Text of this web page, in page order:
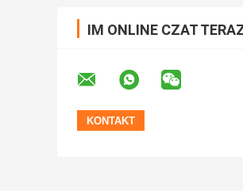
IM ONLINE CZAT